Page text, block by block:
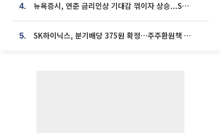
4. 뉴욕증시, 연준 금리인상 기대감 꺾이자 상승...S&P500 사상 최고치 [종합]
5. SK하이닉스, 분기배당 375원 확정…주주환원책 9월로 앞당겨 발표